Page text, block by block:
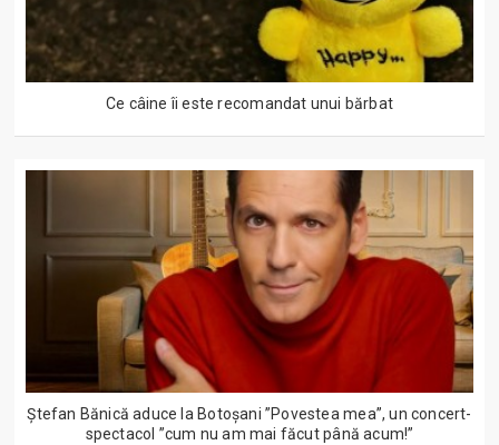
Ce câine îi este recomandat unui bărbat
Ștefan Bănică aduce la Botoșani ”Povestea mea”, un concert-
spectacol ”cum nu am mai făcut până acum!”